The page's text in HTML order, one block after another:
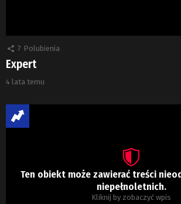
7 Polubienia
Expert
4 lata temu
Ten obiekt może zawierać treści
niepełnoletnich.
Kliknij by zobaczyć wpis